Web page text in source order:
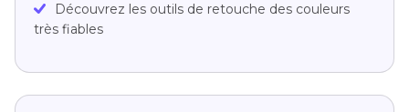
Découvrez les outils de retouche des couleurs
très fiables